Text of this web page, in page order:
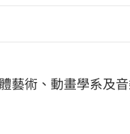
藝術、動畫學系及